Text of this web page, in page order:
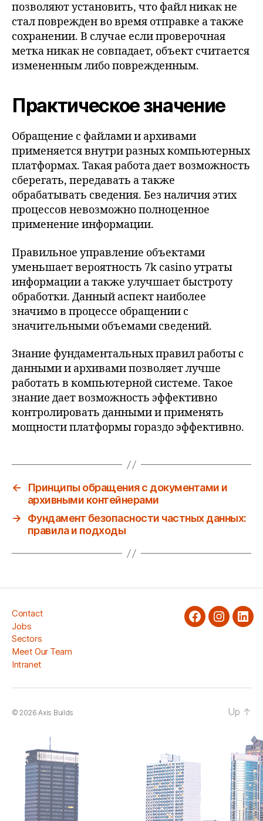
позволяют установить, что файл никак не
стал поврежден во время отправке а также
сохранении. В случае если проверочная
метка никак не совпадает, объект считается
измененным либо поврежденным.
Практическое значение
Обращение с файлами и архивами
применяется внутри разных компьютерных
платформах. Такая работа дает возможность
сберегать, передавать а также
обрабатывать сведения. Без наличия этих
процессов невозможно полноценное
применение информации.
Правильное управление объектами
уменьшает вероятность 7k casino утраты
информации а также улучшает быстроту
обработки. Данный аспект наиболее
значимо в процессе обращении с
значительными объемами сведений.
Знание фундаментальных правил работы с
данными и архивами позволяет лучше
работать в компьютерной системе. Такое
знание дает возможность эффективно
контролировать данными и применять
мощности платформы гораздо эффективно.
←
Принципы обращения с документами и
архивными контейнерами
→
Фундамент безопасности частных данных:
правила и подходы
Contact
Jobs
Sectors
Meet Our Team
Intranet
facebook
© 2026 Axis Builds Up ↑